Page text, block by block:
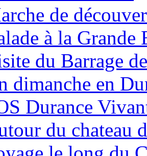
de
à la Grande
du Barrage
dimanche en
Durance
du chateau